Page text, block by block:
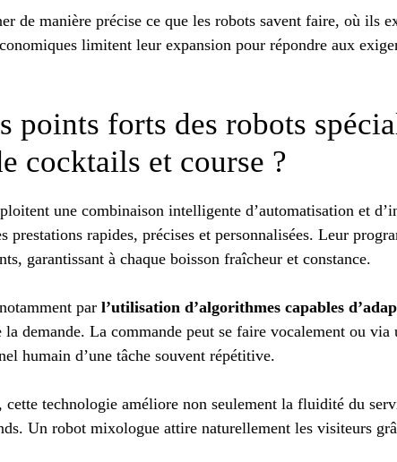
de manière précise ce que les robots savent faire, où ils
limitent leur expansion pour répondre aux
points forts des robots
cocktails et course ?
une combinaison intelligente d’automatisation et
rapides, précises et personnalisées. Leur
garantissant à chaque boisson fraîcheur et constance.
par l’utilisation d’algorithmes capables
demande. La commande peut se faire vocalement ou via
humain d’une tâche souvent répétitive.
cette technologie améliore non seulement la fluidité du
Un robot mixologue attire naturellement les visiteurs